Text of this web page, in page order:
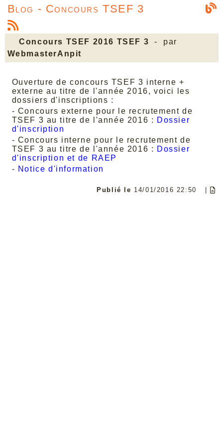
Blog - Concours TSEF 3
Concours TSEF 2016 TSEF 3 - par
WebmasterAnpit
Ouverture de concours TSEF 3 interne +
externe au titre de l'année 2016, voici les
dossiers d'inscriptions :
- Concours externe pour le recrutement de
TSEF 3 au titre de l'année 2016 : Dossier
d'inscription
- Concours interne pour le recrutement de
TSEF 3 au titre de l'année 2016 : Dossier
d'inscription et de RAEP
- Notice d'information
Publié le 14/01/2016 22:50